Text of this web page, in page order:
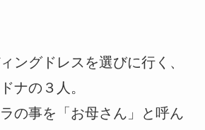
ングドレスを選びに行く、
ナの３人。
の事を「お母さん」と呼ん